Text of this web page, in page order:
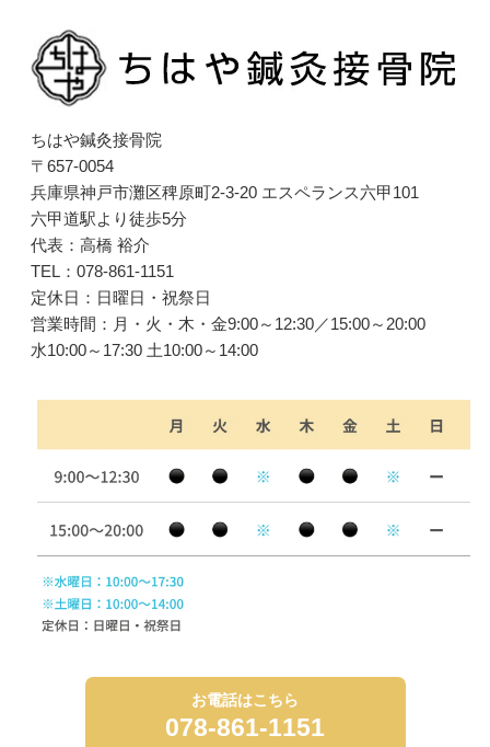
ちはや鍼灸接骨院
〒657-0054
兵庫県神戸市灘区稗原町2-3-20 エスペランス六甲101
六甲道駅より徒歩5分
代表：高橋 裕介
TEL：078-861-1151
定休日：日曜日・祝祭日
営業時間：月・火・木・金9:00～12:30／15:00～20:00
水10:00～17:30 土10:00～14:00
お電話はこちら
078-861-1151